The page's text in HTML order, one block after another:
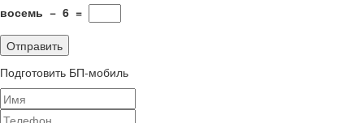
восемь − 6 =
Подготовить БП-мобиль